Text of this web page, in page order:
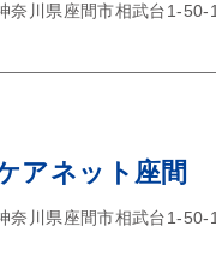
奈川県座間市相武台1-50-
アネット座間
奈川県座間市相武台1-50-